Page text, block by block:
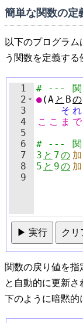
簡単な関数の定
以下のプログラ
う関数を定義する
1
2
3
4
5
6
7
8
9
# --- 関
●(A と Bの
そ れ
こ こ ま で
# ---
関
3 と 7の 加
5 と 9の 加
▶ 実行 クリ
関数の戻り値を指
と自動的に更新
下のように暗黙的